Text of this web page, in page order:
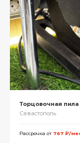
Торцовочная пила
Севастополь
Рассрочка от 767 ₽/